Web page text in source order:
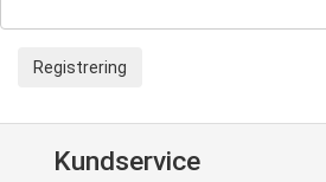
Registrering
Kundservice